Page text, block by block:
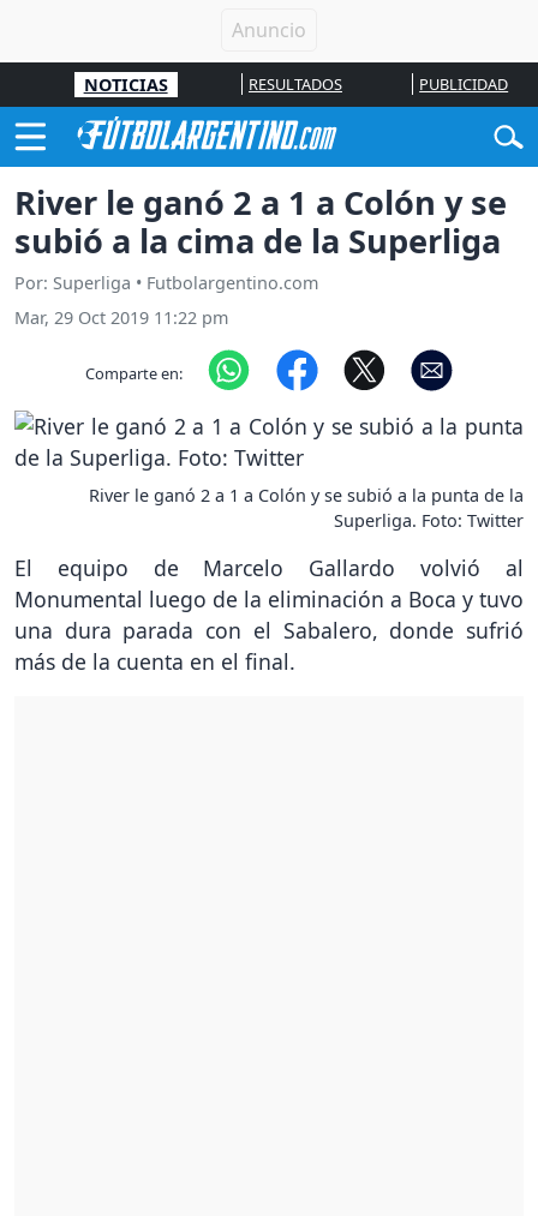
NOTICIAS RESULTADOS PUBLICIDAD
River le ganó 2 a 1 a Colón y se
subió a la cima de la Superliga
Por: Superliga • Futbolargentino.com
Mar, 29 Oct 2019 11:22 pm
Comparte en:
River le ganó 2 a 1 a Colón y se subió a la punta de la
Superliga. Foto: Twitter
El equipo de Marcelo Gallardo volvió al
Monumental luego de la eliminación a Boca y tuvo
una dura parada con el Sabalero, donde sufrió
más de la cuenta en el final.